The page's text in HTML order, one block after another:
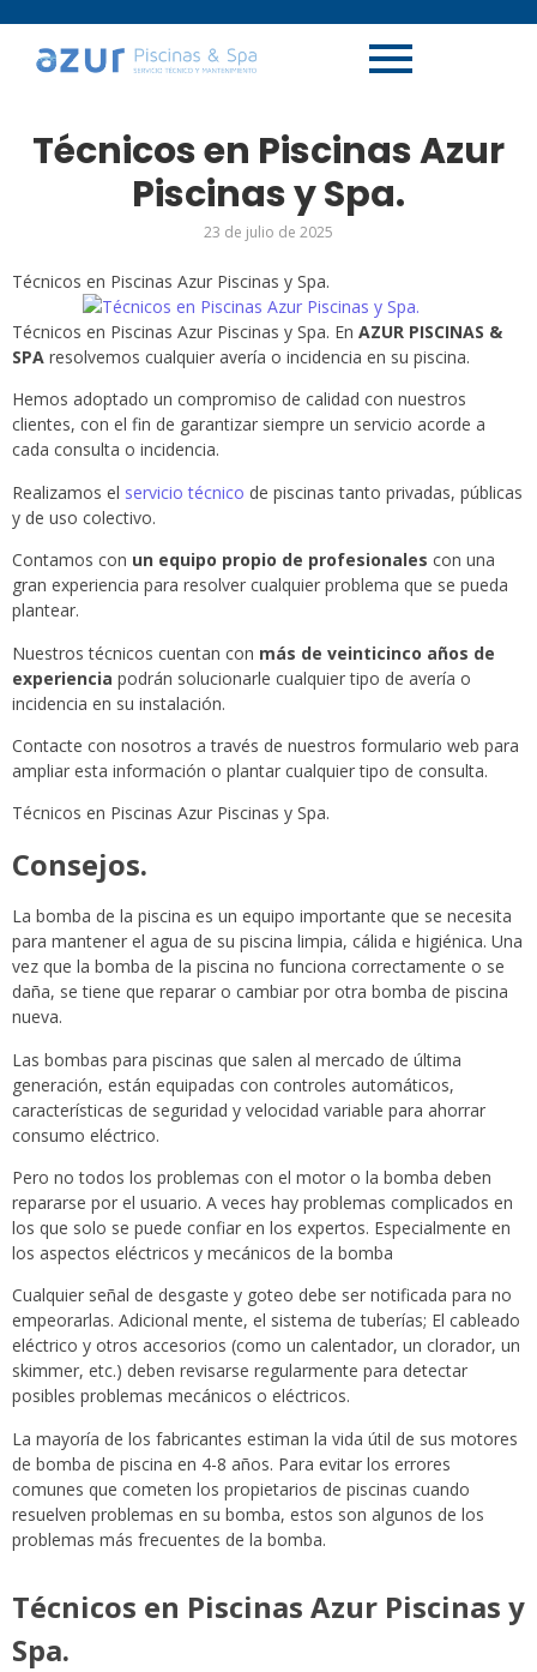
Técnicos en Piscinas Azur
Piscinas y Spa.
23 de julio de 2025
Técnicos en Piscinas Azur Piscinas y Spa.
Técnicos en Piscinas Azur Piscinas y Spa. En AZUR PISCINAS &
SPA resolvemos cualquier avería o incidencia en su piscina.
Hemos adoptado un compromiso de calidad con nuestros
clientes, con el fin de garantizar siempre un servicio acorde a
cada consulta o incidencia.
Realizamos el servicio técnico de piscinas tanto privadas, públicas
y de uso colectivo.
Contamos con un equipo propio de profesionales con una
gran experiencia para resolver cualquier problema que se pueda
plantear.
Nuestros técnicos cuentan con más de veinticinco años de
experiencia podrán solucionarle cualquier tipo de avería o
incidencia en su instalación.
Contacte con nosotros a través de nuestros formulario web para
ampliar esta información o plantar cualquier tipo de consulta.
Técnicos en Piscinas Azur Piscinas y Spa.
Consejos.
La bomba de la piscina es un equipo importante que se necesita
para mantener el agua de su piscina limpia, cálida e higiénica. Una
vez que la bomba de la piscina no funciona correctamente o se
daña, se tiene que reparar o cambiar por otra bomba de piscina
nueva.
Las bombas para piscinas que salen al mercado de última
generación, están equipadas con controles automáticos,
características de seguridad y velocidad variable para ahorrar
consumo eléctrico.
Pero no todos los problemas con el motor o la bomba deben
repararse por el usuario. A veces hay problemas complicados en
los que solo se puede confiar en los expertos. Especialmente en
los aspectos eléctricos y mecánicos de la bomba
Cualquier señal de desgaste y goteo debe ser notificada para no
empeorarlas. Adicional mente, el sistema de tuberías; El cableado
eléctrico y otros accesorios (como un calentador, un clorador, un
skimmer, etc.) deben revisarse regularmente para detectar
posibles problemas mecánicos o eléctricos.
La mayoría de los fabricantes estiman la vida útil de sus motores
de bomba de piscina en 4-8 años. Para evitar los errores
comunes que cometen los propietarios de piscinas cuando
resuelven problemas en su bomba, estos son algunos de los
problemas más frecuentes de la bomba.
Técnicos en Piscinas Azur Piscinas y
Spa.